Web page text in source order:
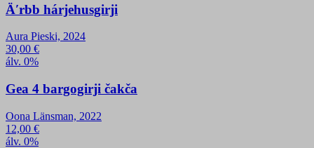
Äʹrbb hárjehusgirji
Aura Pieski, 2024
30,00 €
álv. 0%
Gea 4 bargogirji čakča
Oona Länsman, 2022
12,00 €
álv. 0%